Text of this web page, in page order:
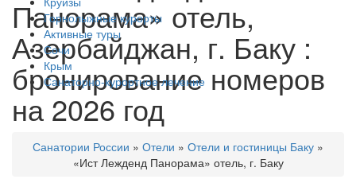
Горнолыжные курорты
Активные туры
Сочи
Крым
Санаторно-курортное лечение
Панорама» отель,
Азербайджан, г. Баку :
бронирование номеров
на 2026 год
Санатории России » Отели » Отели и гостиницы Баку »
«Ист Лежденд Панорама» отель, г. Баку